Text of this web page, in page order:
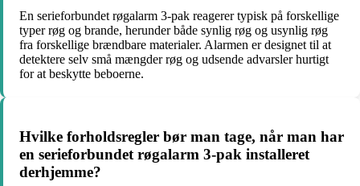
En serieforbundet røgalarm 3-pak reagerer typisk på forskellige
typer røg og brande, herunder både synlig røg og usynlig røg
fra forskellige brændbare materialer. Alarmen er designet til at
detektere selv små mængder røg og udsende advarsler hurtigt
for at beskytte beboerne.
Hvilke forholdsregler bør man tage, når man har
en serieforbundet røgalarm 3-pak installeret
derhjemme?